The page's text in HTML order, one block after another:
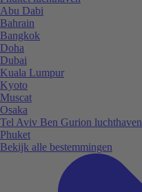
Abu Dabi
Bahrain
Bangkok
Doha
Dubai
Kuala Lumpur
Kyoto
Muscat
Osaka
Tel Aviv Ben Gurion luchthaven
Phuket
Bekijk alle bestemmingen